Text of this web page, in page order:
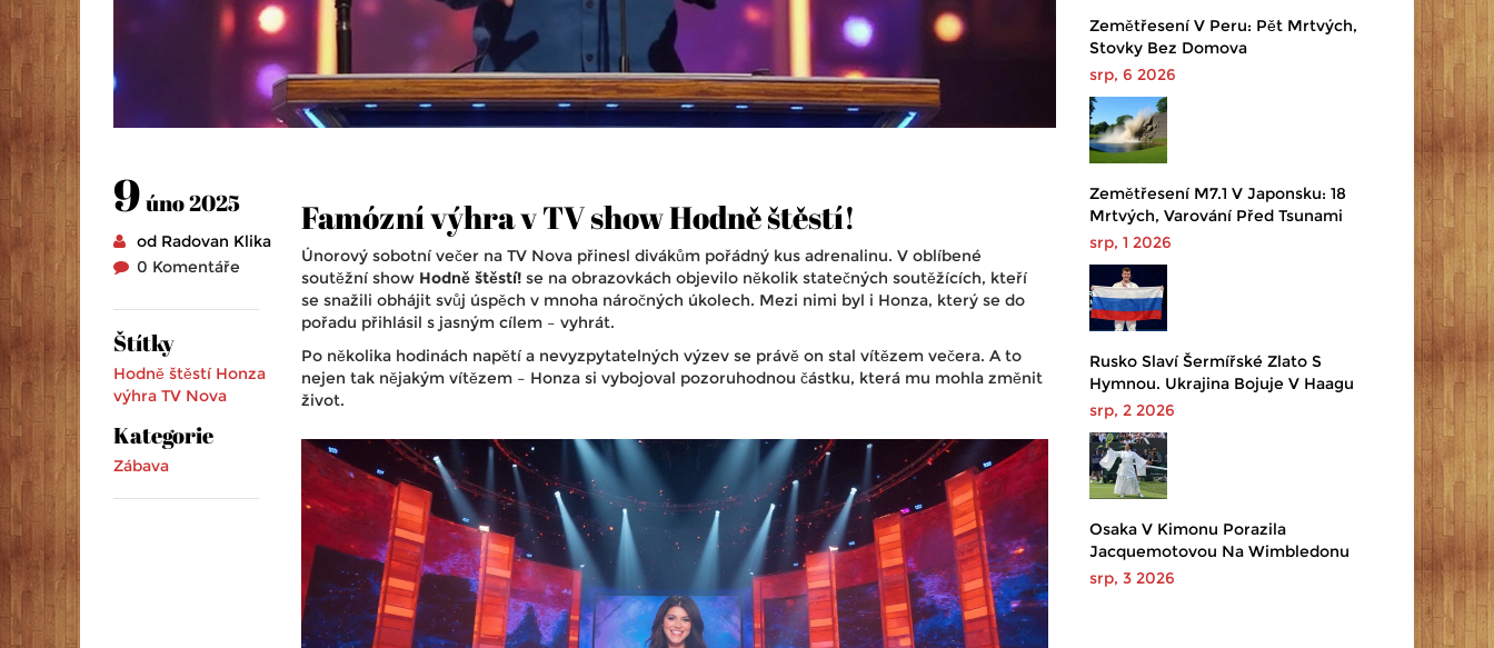
9úno 2025
od Radovan Klika
0 Komentáře
Štítky
Hodně štěstí Honza
výhra TV Nova
Kategorie
Zábava
Famózní výhra v TV show Hodně štěstí!
Únorový sobotní večer na TV Nova přinesl divákům pořádný kus adrenalinu. V oblíbené
soutěžní show Hodně štěstí! se na obrazovkách objevilo několik statečných soutěžících, kteří
se snažili obhájit svůj úspěch v mnoha náročných úkolech. Mezi nimi byl i Honza, který se do
pořadu přihlásil s jasným cílem – vyhrát.
Po několika hodinách napětí a nevyzpytatelných výzev se právě on stal vítězem večera. A to
nejen tak nějakým vítězem – Honza si vybojoval pozoruhodnou částku, která mu mohla změnit
život.
Zemětřesení V Peru: Pět Mrtvých,
Stovky Bez Domova
srp, 6 2026
Zemětřesení M7.1 V Japonsku: 18
Mrtvých, Varování Před Tsunami
srp, 1 2026
Rusko Slaví Šermířské Zlato S
Hymnou. Ukrajina Bojuje V Haagu
srp, 2 2026
Osaka V Kimonu Porazila
Jacquemotovou Na Wimbledonu
srp, 3 2026